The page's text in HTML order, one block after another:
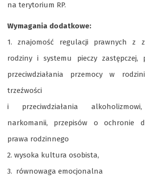
na terytorium RP.
Wymagania dodatkowe:
1. znajomość regulacji prawnych z
rodziny i systemu pieczy zastępczej,
przeciwdziałania przemocy w
trzeźwości
i przeciwdziałania alkoholizmowi,
narkomanii, przepisów o ochronie
prawa rodzinnego
2. wysoka kultura osobista,
3. równowaga emocjonalna